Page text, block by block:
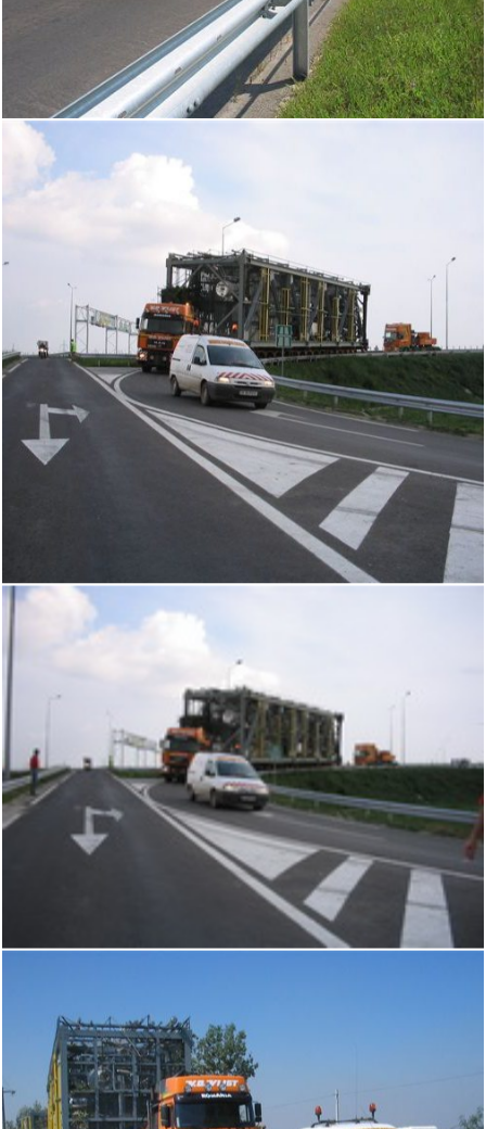
Acasă
Calcul autorizație
Inchiriere Utilaje
Mutări industriale
Ciocane
Despre noi
Contact